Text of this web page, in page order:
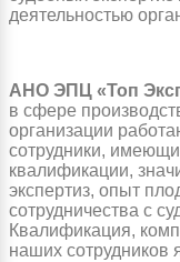
деятельностью
АНО ЭПЦ «Топ
в сфере
организации
сотрудники,
квалификации,
экспертиз, опыт
сотрудничества с
Квалификация,
наших сотрудников